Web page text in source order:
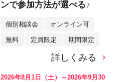
ンで参加方法が選べる♪
個別相談会 オンライン可
無料 定員限定 期間限定
詳しくみる
2026年8月1日（土）～2026年9月30